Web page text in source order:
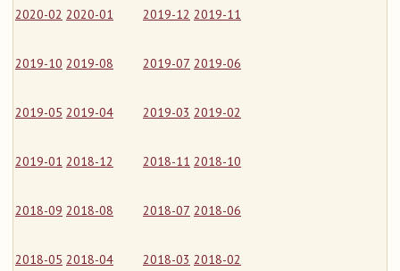
2020-02 2020-01 2019-12 2019-11
2019-10 2019-08 2019-07 2019-06
2019-05 2019-04 2019-03 2019-02
2019-01 2018-12 2018-11 2018-10
2018-09 2018-08 2018-07 2018-06
2018-05 2018-04 2018-03 2018-02